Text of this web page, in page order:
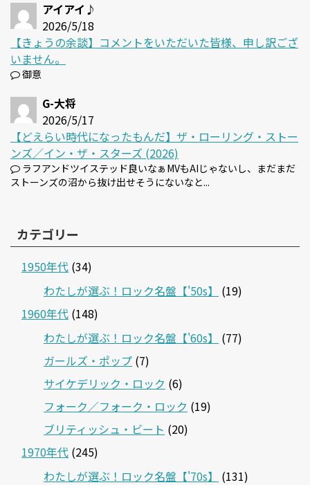
アイアイ♪
2026/5/18
【きょうの余談】コメントをいただいた皆様、申し訳ござ
いません。
御意
G-大将
2026/5/17
【どえらい時代になったもんだ】ザ・ローリング・ストー
ンズ／イン・ザ・スターズ (2026)
ラフアンドツイステッド良いなぁMVもAIじゃないし、まだまだ
ストーンズの沼から抜け出せそうにないなと...
カテゴリー
1950年代 (34)
わたしが選ぶ！ロック名盤【'50s】
(19)
1960年代 (148)
わたしが選ぶ！ロック名盤【'60s】
(77)
ガールズ・ポップ (7)
サイケデリック・ロック (6)
フォーク／フォーク・ロック (19)
ブリティッシュ・ビート (20)
1970年代 (245)
わたしが選ぶ！ロック名盤【'70s】
(131)